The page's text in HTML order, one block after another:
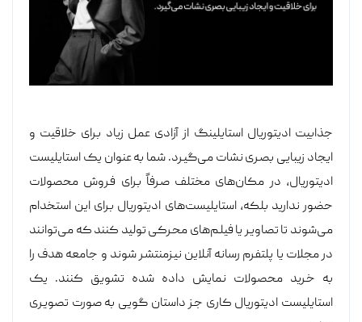
جذابیت ادیتوریال استایلینگ از آزادی عمل زیاد برای خلاقیت و
ایجاد زیبایی بصری نشات می‌گیرد. شما به عنوان یک استایلیست
ادیتوریال، در مکان‌های مختلف صرفاً برای فروش محصولات
حضور ندارید بلکه، استایلیست‌های ادیتوریال برای این استخدام
می‌شوند تا تصاویر یا فیلم‌های محرکی تولید کنند که می‌توانند
در مجلات یا پلتفرم رسانه آنلاین نیزمنتشر شوند و جامعه هدف را
به خرید محصولات نمایش داده شده تشویق کنند. یک
استایلیست ادیتوریال کاری جز داستان گویی به صورت تصویری